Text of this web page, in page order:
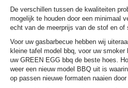
De verschillen tussen de kwaliteiten
mogelijk te houden door een minimaal
echt van de meerprijs van de stof en of
Voor uw gasbarbecue hebben wij
kleine tafel model bbq, voor uw
uw GREEN EGG bbq de beste hoes.
weer een nieuw model BBQ uit is
op passen nieuwe formaten naaien